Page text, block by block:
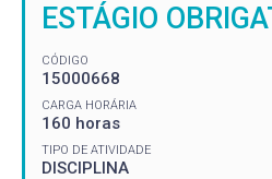
ESTÁGIO
CÓDIGO
15000668
CARGA HORÁRIA
160 horas
TIPO DE ATIVIDADE
DISCIPLINA